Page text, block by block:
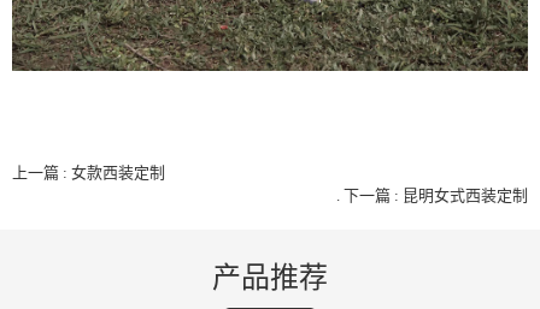
上一篇 : 女款西装定制
下一篇 : 昆明女式西装定制
产品推荐